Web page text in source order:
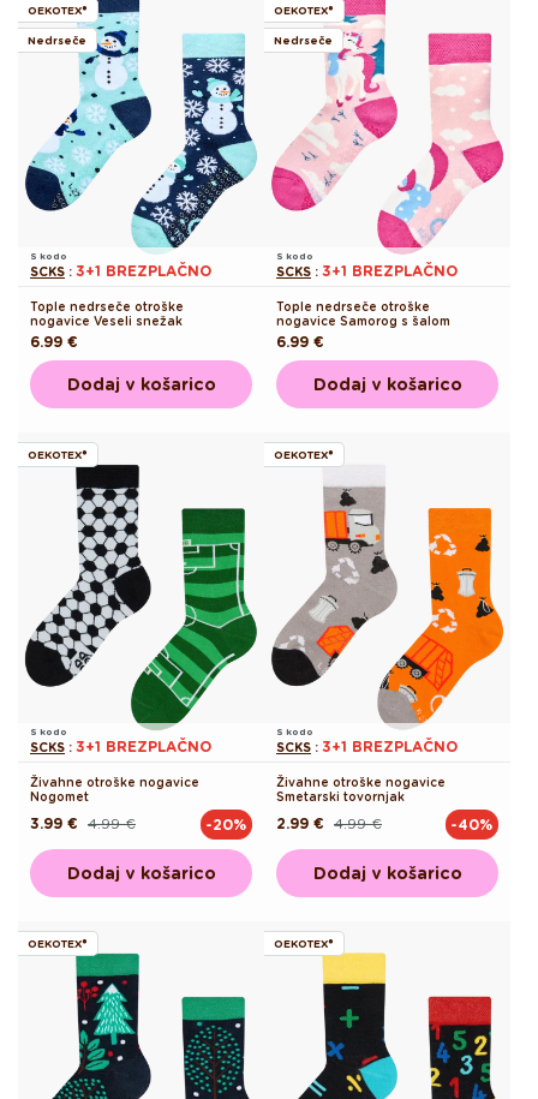
OEKOTEX®
Nedrseče
S kodo
SCKS : 3+1 BREZPLAČNO
Tople nedrseče otroške
nogavice Veseli snežak
Redna
cena
6.99 €
Dodaj v košarico
OEKOTEX®
Nedrseče
S kodo
SCKS : 3+1 BREZPLAČNO
Tople nedrseče otroške
nogavice Samorog s šalom
Redna
cena
6.99 €
Dodaj v košarico
OEKOTEX®
S kodo
SCKS : 3+1 BREZPLAČNO
Živahne otroške nogavice
Nogomet
Redna 4.99 €
Akcijska
3.99 € -20%
Dodaj v košarico
OEKOTEX®
S kodo
SCKS : 3+1 BREZPLAČNO
Živahne otroške nogavice
Smetarski tovornjak
Redna 4.99 €
Akcijska
2.99 € -40%
Dodaj v košarico
OEKOTEX® OEKOTEX®